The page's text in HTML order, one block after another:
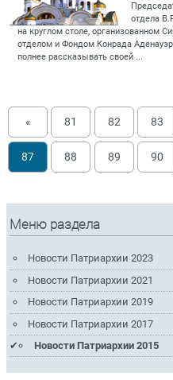
отдела
на круглом столе, организованном
отделом и Фондом Конрада
полнее рассказывать своей ...
« 81 82 83
87 88 89 90
Меню раздела
Новости Патриархии 2023
Новости Патриархии 2021
Новости Патриархии 2019
Новости Патриархии 2017
Новости Патриархии 2015